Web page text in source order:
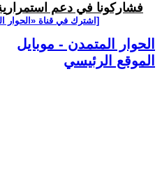
فشاركونا في دعم
[اشترك في قناة ‫«الحوار
الحوار المتمدن - موبايل
الموقع الرئيسي